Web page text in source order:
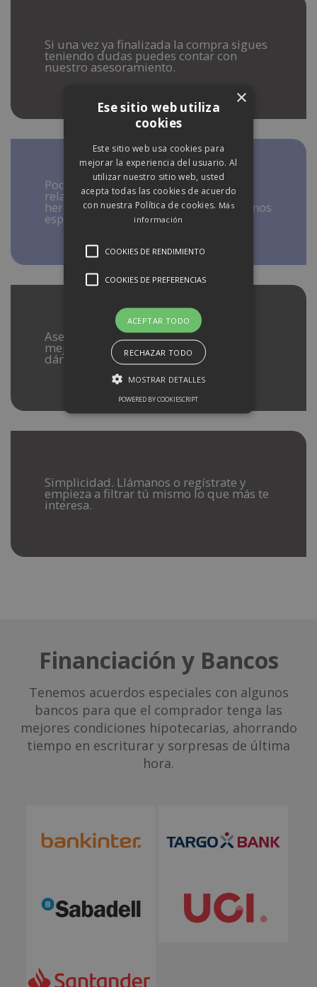
Si una vez ya finalizada la compra sigues
teniendo dudas puedes contar con
nuestro asesoramiento.
Podemos ayudarte en las situaciones
relacionadas con separaciones,
herencias, o deudas pendientes. Estamos
especializados.
Asesoramos en la consecución de la
mejor financiación para el cliente,
dándole diferentes opciones.
Simplicidad. Llámanos o regístrate y
empieza a filtrar tú mismo lo que más te
interesa.
Financiación y Bancos
Tenemos acuerdos especiales con algunos
bancos para que el comprador tenga las
mejores condiciones hipotecarias, ahorrando
tiempo en escriturar y sorpresas de última
hora.
×
Ese sitio web utiliza
cookies
Este sitio web usa cookies para
mejorar la experiencia del usuario. Al
utilizar nuestro sitio web, usted
acepta todas las cookies de acuerdo
con nuestra Política de cookies. Más
información
COOKIES DE RENDIMIENTO
COOKIES DE PREFERENCIAS
ACEPTAR TODO
RECHAZAR TODO
MOSTRAR DETALLES
POWERED BY COOKIESCRIPT